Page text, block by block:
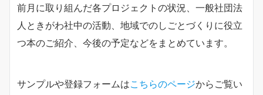
前月に取り組んだ各プロジェクトの状況、一般社団法
人ときがわ社中の活動、地域でのしごとづくりに役立
つ本のご紹介、今後の予定などをまとめています。
サンプルや登録フォームはこちらのページからご覧い